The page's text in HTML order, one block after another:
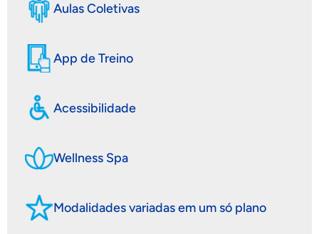
Aulas Coletivas
App de Treino
Acessibilidade
Wellness Spa
Modalidades variadas em um só plano